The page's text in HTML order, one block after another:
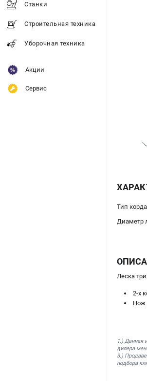
Станки
Строительная техника
Уборочная техника
Акции
Сервис
Тип корда
Диаметр
Леска
2-х
Нож
1.) Данная
дилера
3.)
подбора